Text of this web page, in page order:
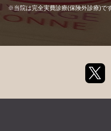
※当院は完全実費診療(保険外診療)です